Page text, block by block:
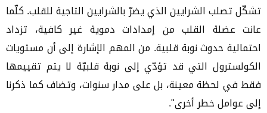
تشكّل تصلب الشرايين الذي يضرّ بالشرايين التاجية للقلب. كلّما
عانت عضلة القلب من إمدادات دموية غير كافية، تزداد
احتمالية حدوث نوبة قلبية. من المهم الإشارة إلى أن مستويات
الكولسترول التي قد تؤدّي إلى نوبة قلبيّة لا يتم تقييمها
فقط في لحظة معينة، بل على مدار سنوات، وتضاف كما ذكرنا
إلى عوامل خطر أخرى".